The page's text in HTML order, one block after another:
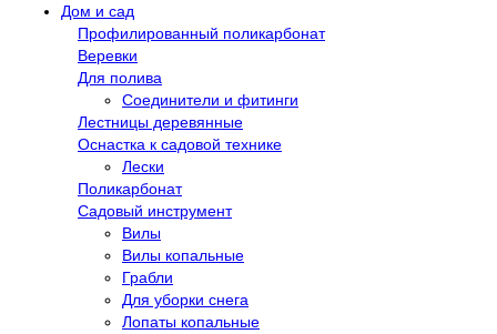
Дом и сад
Профилированный поликарбонат
Веревки
Для полива
Соединители и фитинги
Лестницы деревянные
Оснастка к садовой технике
Лески
Поликарбонат
Садовый инструмент
Вилы
Вилы копальные
Грабли
Для уборки снега
Лопаты копальные